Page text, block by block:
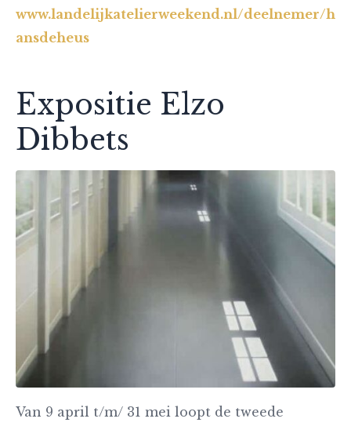
www.landelijkatelierweekend.nl/deelnemer/h
ansdeheus
Expositie Elzo
Dibbets
Van 9 april t/m/ 31 mei loopt de tweede